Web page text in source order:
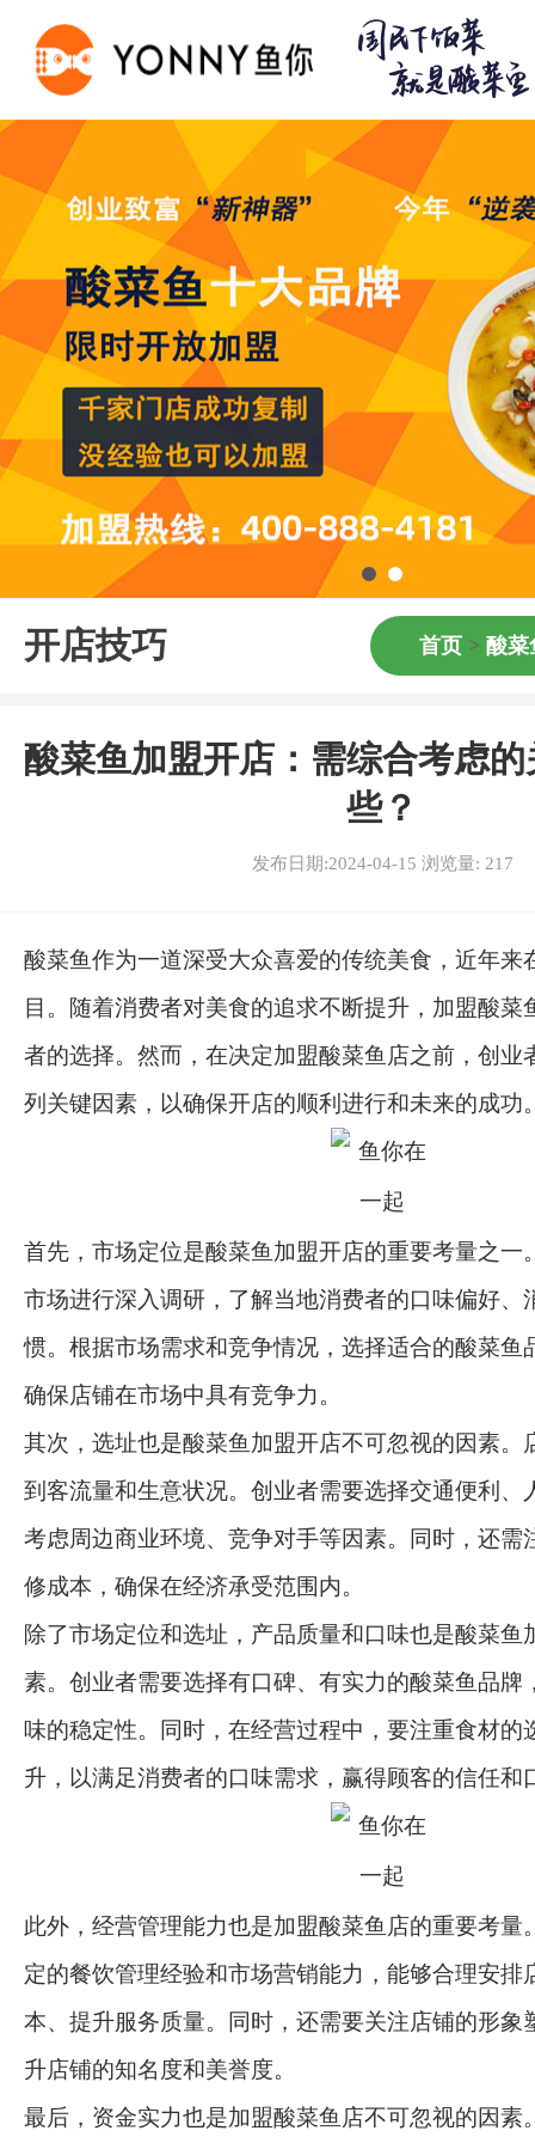
开店技巧 首页 > 酸菜
酸菜鱼加盟开店：需综合考虑
些？
发布日期:2024-04-15 浏览量: 217
酸菜鱼作为一道深受大众喜爱的传统美食，近年来
目。随着消费者对美食的追求不断提升，加盟酸菜
者的选择。然而，在决定加盟酸菜鱼店之前，创业
列关键因素，以确保开店的顺利进行和未来的成功
首先，市场定位是酸菜鱼加盟开店的重要考量之一
市场进行深入调研，了解当地消费者的口味偏好、
惯。根据市场需求和竞争情况，选择适合的酸菜鱼
确保店铺在市场中具有竞争力。
其次，选址也是酸菜鱼加盟开店不可忽视的因素。
到客流量和生意状况。创业者需要选择交通便利、
考虑周边商业环境、竞争对手等因素。同时，还需
修成本，确保在经济承受范围内。
除了市场定位和选址，产品质量和口味也是酸菜鱼
素。创业者需要选择有口碑、有实力的酸菜鱼品牌
味的稳定性。同时，在经营过程中，要注重食材的
升，以满足消费者的口味需求，赢得顾客的信任和
此外，经营管理能力也是加盟酸菜鱼店的重要考量
定的餐饮管理经验和市场营销能力，能够合理安排
本、提升服务质量。同时，还需要关注店铺的形象
升店铺的知名度和美誉度。
最后，资金实力也是加盟酸菜鱼店不可忽视的因素